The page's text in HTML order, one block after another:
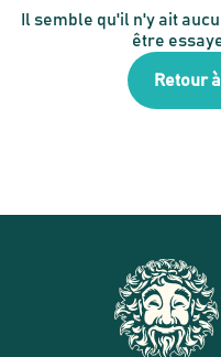
Il semble qu'il n'y ait
être
Retour